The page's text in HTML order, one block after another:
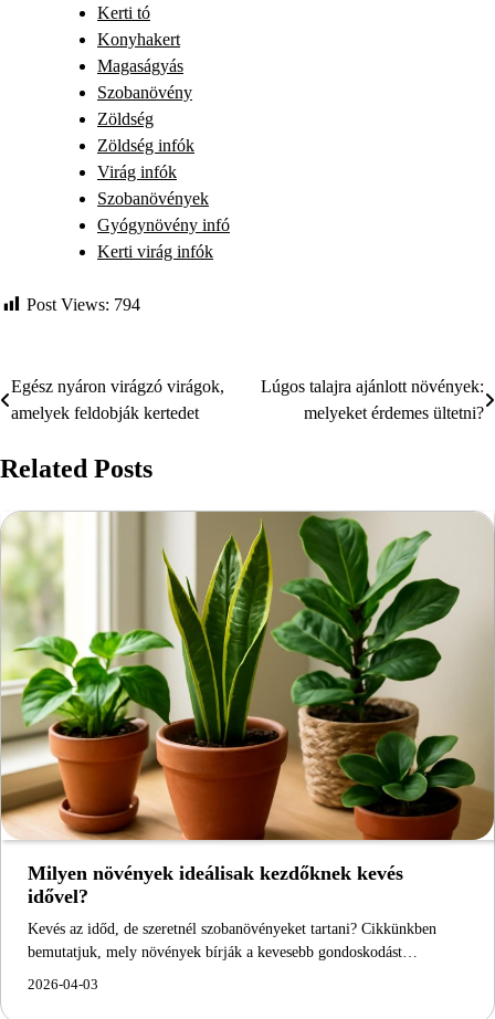
Kerti tó
Konyhakert
Magaságyás
Szobanövény
Zöldség
Zöldség infók
Virág infók
Szobanövények
Gyógynövény infó
Kerti virág infók
Post Views: 794
Bejegyzés
navigáció
Egész nyáron virágzó virágok,
amelyek feldobják kertedet
Lúgos talajra ajánlott növények:
melyeket érdemes ültetni?
Related Posts
Milyen növények ideálisak kezdőknek kevés
idővel?
Kevés az időd, de szeretnél szobanövényeket tartani? Cikkünkben
bemutatjuk, mely növények bírják a kevesebb gondoskodást…
2026-04-03